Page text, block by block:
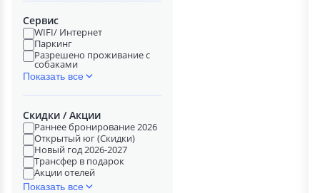
Сервис
WIFI/ Интернет
Паркинг
Разрешено проживание с
собаками
Показать все
Скидки / Акции
Раннее бронирование 2026
Открытый юг (Скидки)
Новый год 2026-2027
Трансфер в подарок
Акции отелей
Показать все